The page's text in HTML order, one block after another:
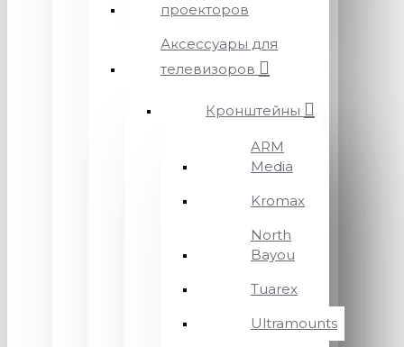
проекторов
Аксессуары для
телевизоров
Кронштейны
ARM
Media
Kromax
North
Bayou
Tuarex
Ultramounts